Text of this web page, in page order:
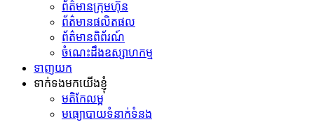
ព័ត៌មានក្រុមហ៊ុន
ព័ត៌មានផលិតផល
ព័ត៌មានពិព័រណ៍
ចំណេះដឹងឧស្សាហកម្ម
ទាញយក
ទាក់ទងមកយើងខ្ញុំ
មតិកែលម្អ
មធ្យោបាយទំនាក់ទំនង